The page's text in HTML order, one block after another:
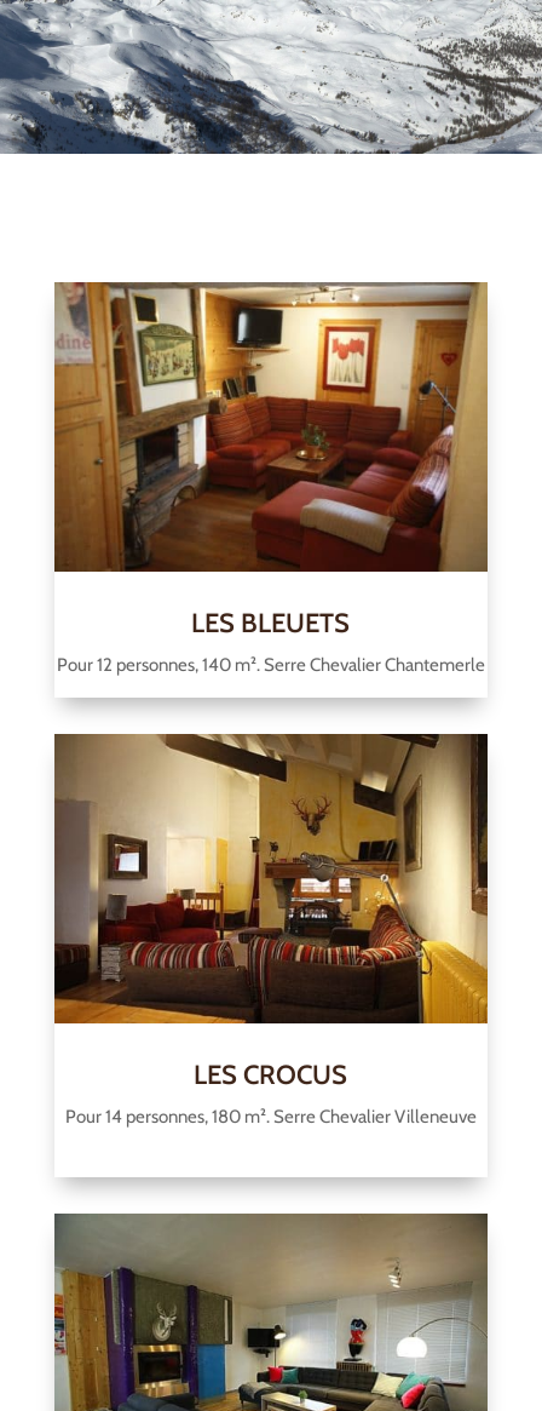
LES BLEUETS
Pour 12 personnes, 140 m². Serre Chevalier Chantemerle
LES CROCUS
Pour 14 personnes, 180 m². Serre Chevalier Villeneuve